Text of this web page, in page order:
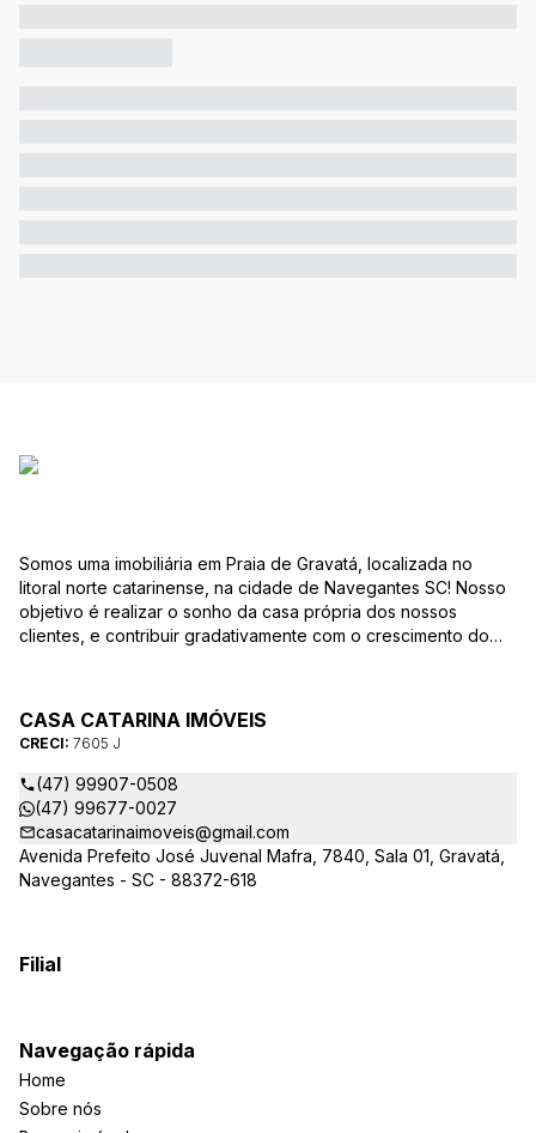
Somos uma imobiliária em Praia de Gravatá, localizada no
litoral norte catarinense, na cidade de Navegantes SC! Nosso
objetivo é realizar o sonho da casa própria dos nossos
clientes, e contribuir gradativamente com o crescimento do
CASA CATARINA IMÓVEIS
CRECI: 7605 J
(47) 99907-0508
(47) 99677-0027
casacatarinaimoveis@gmail.com
Avenida Prefeito José Juvenal Mafra, 7840, Sala 01, Gravatá,
Navegantes - SC - 88372-618
Filial
Navegação rápida
Home
Sobre nós